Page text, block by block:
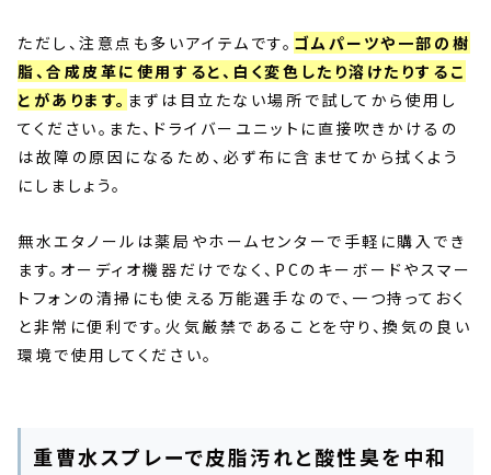
ただし、注意点も多いアイテムです。 ゴムパーツや一部の樹
脂、合成皮革に使用すると、白く変色したり溶けたりするこ
とがあります。 まずは目立たない場所で試してから使用し
てください。また、ドライバーユニットに直接吹きかけるの
は故障の原因になるため、必ず布に含ませてから拭くよう
にしましょう。
無水エタノールは薬局やホームセンターで手軽に購入でき
ます。オーディオ機器だけでなく、PCのキーボードやスマー
トフォンの清掃にも使える万能選手なので、一つ持っておく
と非常に便利です。火気厳禁であることを守り、換気の良い
環境で使用してください。
重曹水スプレーで皮脂汚れと酸性臭を中和